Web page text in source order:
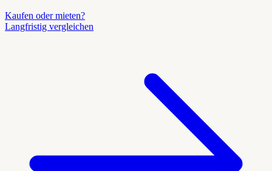
Kaufen oder mieten?
Langfristig vergleichen